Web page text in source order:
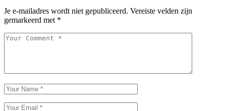
Je e-mailadres wordt niet gepubliceerd. Vereiste velden zijn
gemarkeerd met *